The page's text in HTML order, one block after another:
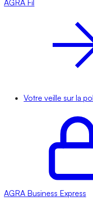
AGRA Fil
Votre veille sur la
AGRA Business Express